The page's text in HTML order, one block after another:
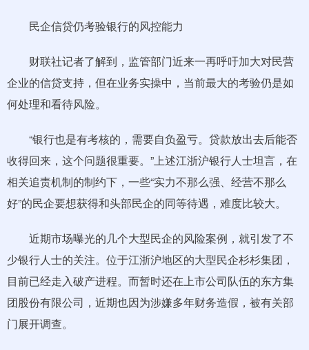
民企信贷仍考验银行的风控能力
财联社记者了解到，监管部门近来一再呼吁加大对民营
企业的信贷支持，但在业务实操中，当前最大的考验仍是如
何处理和看待风险。
“银行也是有考核的，需要自负盈亏。贷款放出去后能否
收得回来，这个问题很重要。”上述江浙沪银行人士坦言，在
相关追责机制的制约下，一些“实力不那么强、经营不那么
好”的民企要想获得和头部民企的同等待遇，难度比较大。
近期市场曝光的几个大型民企的风险案例，就引发了不
少银行人士的关注。位于江浙沪地区的大型民企杉杉集团，
目前已经走入破产进程。而暂时还在上市公司队伍的东方集
团股份有限公司，近期也因为涉嫌多年财务造假，被有关部
门展开调查。